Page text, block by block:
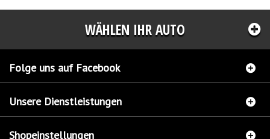
WÄHLEN IHR AUTO
Folge uns auf Facebook
Unsere Dienstleistungen
Shopeinstellungen